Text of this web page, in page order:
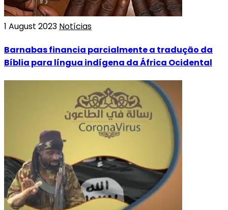
1 August 2023 Notícias
Barnabas financia parcialmente a tradução da
Bíblia para língua indígena da África Ocidental